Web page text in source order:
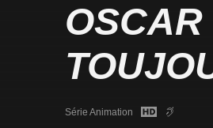
Série Animation